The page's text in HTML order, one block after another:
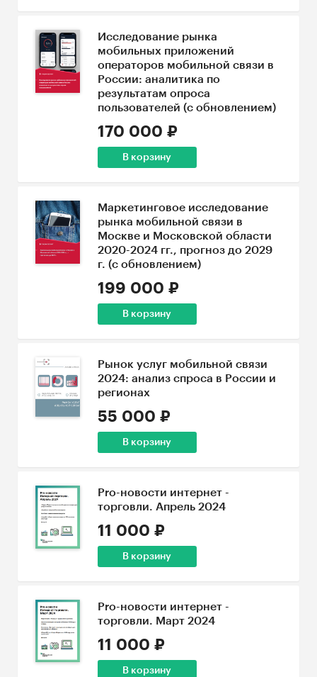
Исследование рынка
мобильных приложений
операторов мобильной связи в
России: аналитика по
результатам опроса
пользователей (с обновлением)
170 000 ₽
В корзину
Маркетинговое исследование
рынка мобильной связи в
Москве и Московской области
2020-2024 гг., прогноз до 2029
г. (с обновлением)
199 000 ₽
В корзину
Рынок услуг мобильной связи
2024: анализ спроса в России и
регионах
55 000 ₽
В корзину
Pro-новости интернет -
торговли. Апрель 2024
11 000 ₽
В корзину
Pro-новости интернет -
торговли. Март 2024
11 000 ₽
В корзину